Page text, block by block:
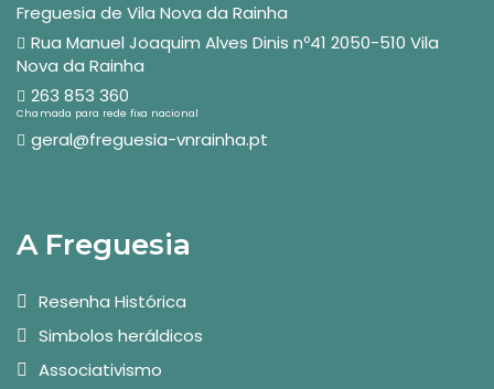
Freguesia de Vila Nova da Rainha
Rua Manuel Joaquim Alves Dinis nº41 2050-510 Vila
Nova da Rainha
263 853 360
Chamada para rede fixa nacional
geral@freguesia-vnrainha.pt
A Freguesia
Resenha Histórica
Simbolos heráldicos
Associativismo